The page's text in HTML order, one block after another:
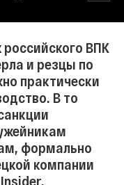
ВПК
и резцы по
практически
В то
формально
компании